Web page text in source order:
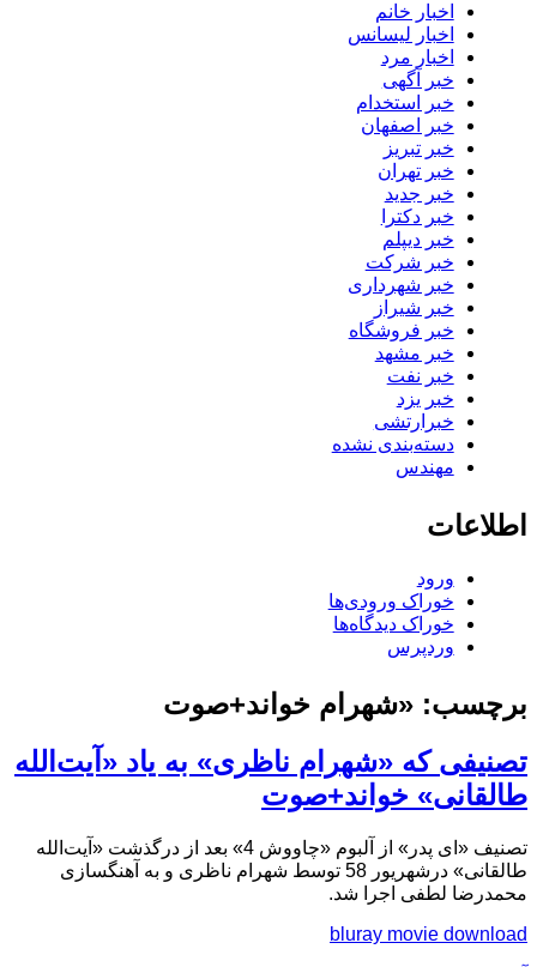
اخبار خانم
اخبار لیسانس
اخبار مرد
خبر آگهی
خبر استخدام
خبر اصفهان
خبر تبریز
خبر تهران
خبر جدید
خبر دکترا
خبر دیپلم
خبر شرکت
خبر شهرداری
خبر شیراز
خبر فروشگاه
خبر مشهد
خبر نفت
خبر یزد
خبرارتشی
دسته‌بندی نشده
مهندس
اطلاعات
ورود
خوراک ورودی‌ها
خوراک دیدگاه‌ها
وردپرس
برچسب: «شهرام خواند+صوت
تصنیفی که «شهرام ناظری» به یاد «آیت‌الله
طالقانی» خواند+صوت
تصنیف «ای پدر» از آلبوم «چاووش 4» بعد از درگذشت «آیت‌الله
طالقانی» درشهریور 58 توسط شهرام ناظری و به آهنگسازی
محمدرضا لطفی اجرا شد.
bluray movie download